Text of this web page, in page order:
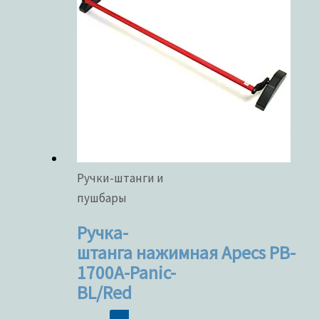
Ручки-штанги и
пушбары
Ручка-
штанга нажимная Apecs PB-
1700A-Panic-
BL/Red